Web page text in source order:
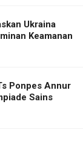
Ukraina
Keamanan
Ponpes Annur
Sains